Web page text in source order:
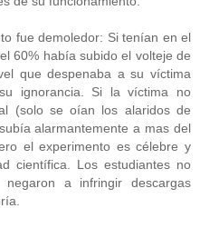
fue demoledor: Si tenían en el
60% había subido el volteje de
que despenaba a su víctima
ignorancia. Si la víctima no
(solo se oían los alaridos de
alarmantemente a mas del
el experimento es célebre y
científica. Los estudiantes no
a infringir descargas